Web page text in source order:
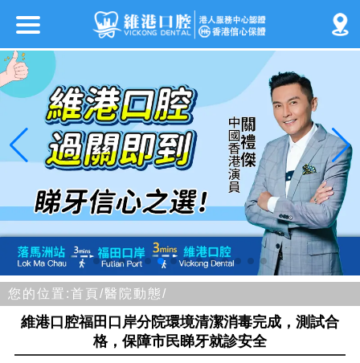
您的位置:首頁/醫院動態/
維港口腔福田口岸分院環境清潔消毒完成，測試合
格，保障市民睇牙就診安全